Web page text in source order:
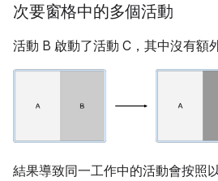
次要窗格中的多個活動
活動 B 啟動了活動 C，其中沒有額
結果導致同一工作中的活動會按照